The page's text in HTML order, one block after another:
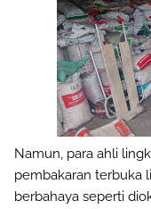
Namun, para ahli
pembakaran terbuka
berbahaya seperti